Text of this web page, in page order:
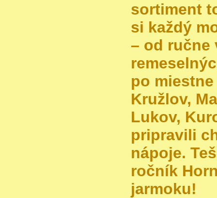
sortiment
si každý
– od ručne
po
Kružlov,
Lukov,
pripravili
nápoje.
ročník
jarmoku!